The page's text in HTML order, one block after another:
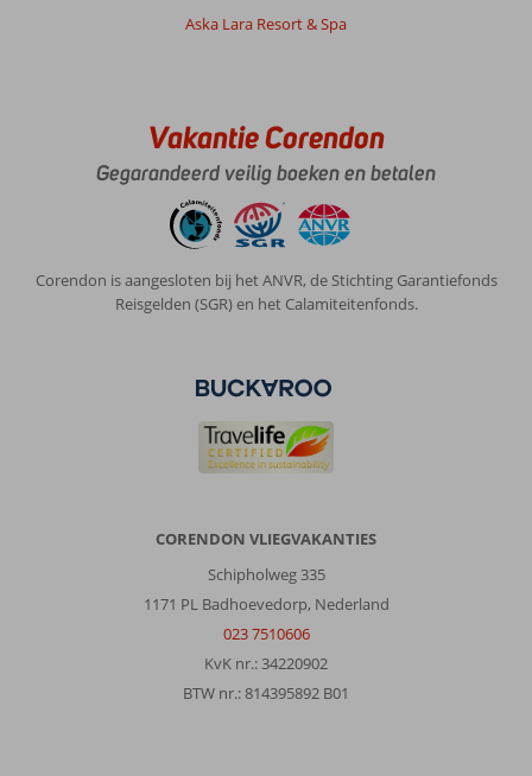
Aska Lara Resort & Spa
Vakantie Corendon
Gegarandeerd veilig boeken en betalen
Corendon is aangesloten bij het ANVR, de Stichting Garantiefonds
Reisgelden (SGR) en het Calamiteitenfonds.
CORENDON VLIEGVAKANTIES
Schipholweg 335
1171 PL Badhoevedorp, Nederland
023 7510606
KvK nr.: 34220902
BTW nr.: 814395892 B01